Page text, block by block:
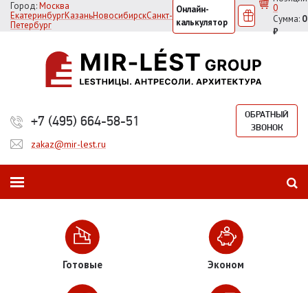
Город:Москва
ЕкатеринбургКазаньНовосибирскСанкт-
Петербург
Онлайн-
калькулятор
0
Сумма: 0
₽
+7 (495) 664-58-51
ОБРАТНЫЙ
ЗВОНОК
zakaz@mir-lest.ru
Готовые Эконом